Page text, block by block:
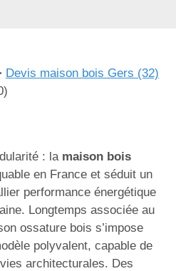
Devis maison bois Gers (32)
: la maison bois
en France et séduit un
performance énergétique
Longtemps associée au
ossature bois s’impose
polyvalent, capable de
architecturales. Des